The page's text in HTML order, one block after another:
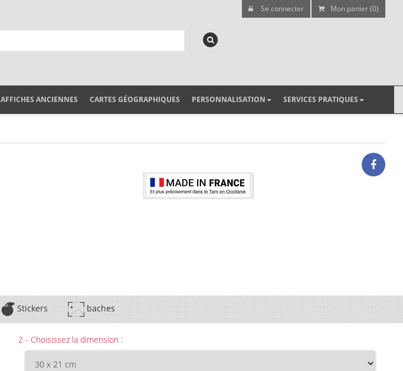
Se connecter Mon panier (0)
AFFICHES ANCIENNES CARTES GÉOGRAPHIQUES PERSONNALISATION SERVICES PRATIQUES
Stickers baches
2 - Choisissez la dimension :